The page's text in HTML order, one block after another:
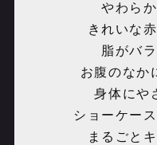
やわら
きれいな
脂がバ
お腹のなか
身体にや
ショーケー
まるごと